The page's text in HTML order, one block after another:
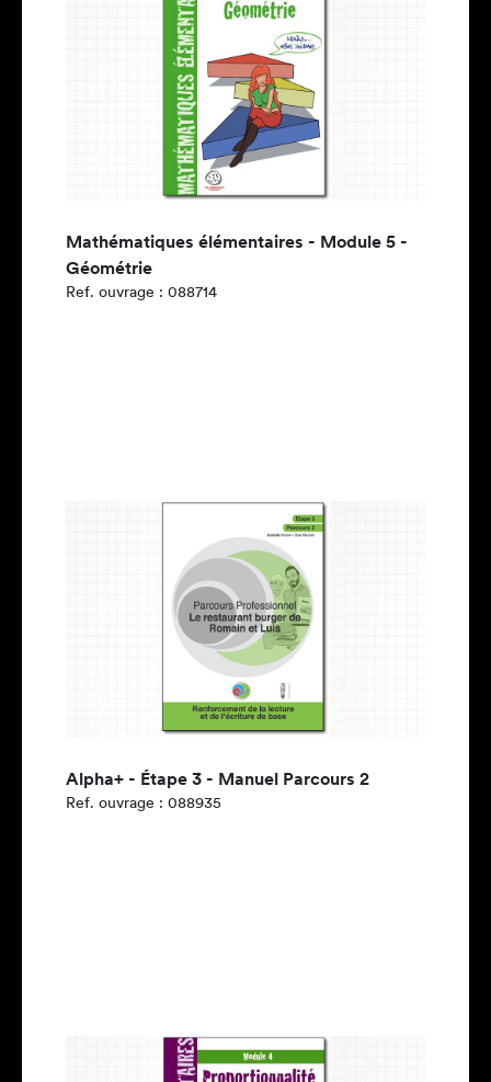
Mathématiques élémentaires - Module 5 -
Géométrie
Ref. ouvrage : 088714
Alpha+ - Étape 3 - Manuel Parcours 2
Ref. ouvrage : 088935